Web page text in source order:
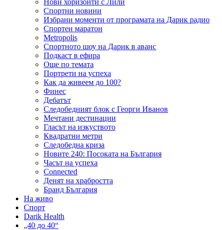
Нови хоризонти с Лили
Спортни новини
Избрани моменти от програмата на Дарик радио
Спортен маратон
Metropolis
Спортното шоу на Дарик в аванс
Подкаст в ефира
Още по темата
Портрети на успеха
Как да живеем до 100?
Финес
Дебатът
Следобедният блок с Георги Иванов
Мечтани дестинации
Гласът на изкуството
Квадратни метри
Следобедна криза
Новите 240: Посоката на България
Часът на успеха
Connected
Денят на храбростта
Бранд България
На живо
Спорт
Darik Health
„40 до 40“